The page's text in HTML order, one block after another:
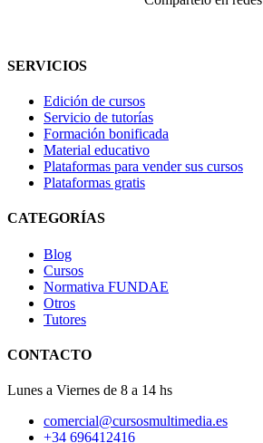
SERVICIOS
Edición de cursos
Servicio de tutorías
Formación bonificada
Material educativo
Plataformas para vender sus cursos
Plataformas gratis
CATEGORÍAS
Blog
Cursos
Normativa FUNDAE
Otros
Tutores
CONTACTO
Lunes a Viernes de 8 a 14 hs
comercial@cursosmultimedia.es
+34 696412416